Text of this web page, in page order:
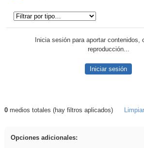
Inicia sesión para aportar contenidos,
reproducción...
Iniciar sesión
Resultados de: flecha
0medios totales (hay filtros aplicados)
Opciones adicionales: